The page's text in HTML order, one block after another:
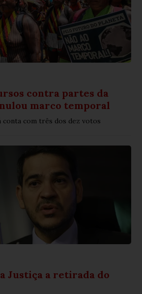
contra partes da
marco temporal
conta com três dos dez votos
Justiça a retirada do